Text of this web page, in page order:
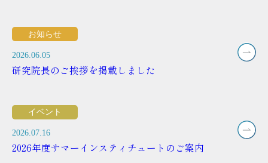
お知らせ
2026.06.05
研究院長のご挨拶を掲載しました
イベント
2026.07.16
2026年度サマーインスティチュートのご案内